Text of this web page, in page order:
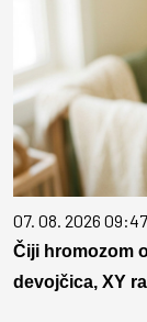
07. 08. 2026 09:47
Čiji hromozom
devojčica, XY